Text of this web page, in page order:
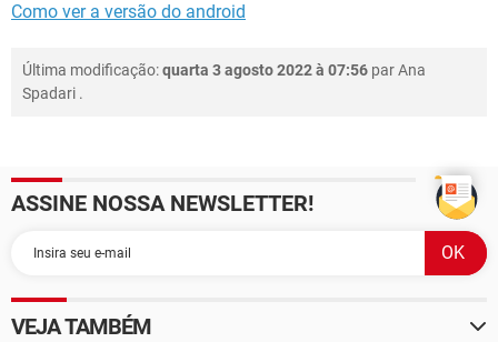
Como ver a versão do android
Última modificação:quarta 3 agosto 2022 à 07:56 parAna
Spadari .
ASSINE NOSSA NEWSLETTER!
VEJA TAMBÉM